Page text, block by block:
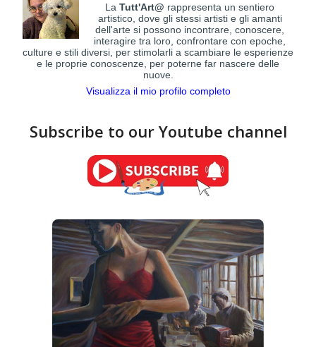
LaTutt'Art@ rappresenta un sentiero
artistico, dove gli stessi artisti e gli amanti
dell'arte si possono incontrare, conoscere,
interagire tra loro, confrontare con epoche,
culture e stili diversi, per stimolarli a scambiare le esperienze
e le proprie conoscenze, per poterne far nascere delle
nuove.
Visualizza il mio profilo completo
Subscribe to our Youtube channel